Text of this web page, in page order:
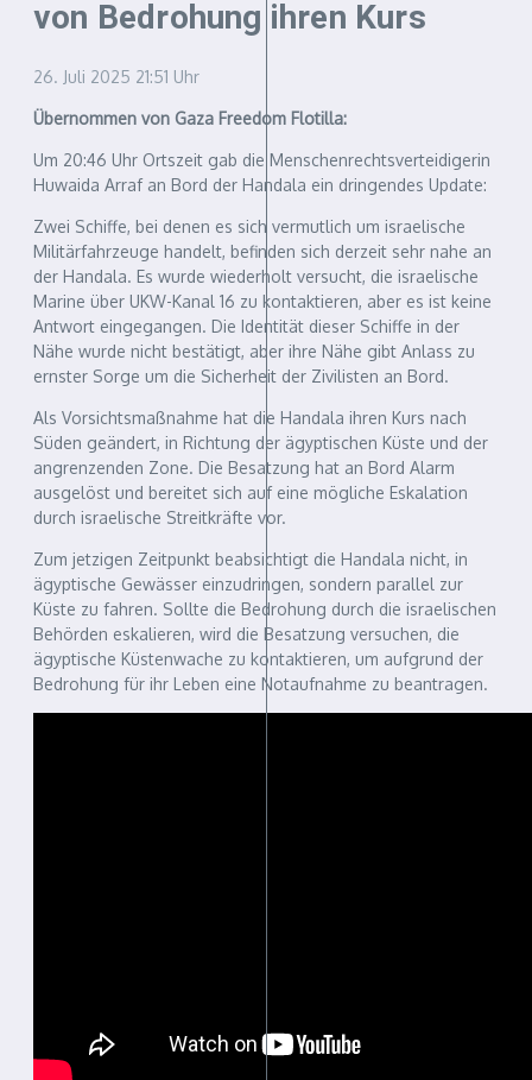
von Bedrohung ihren Kurs
26. Juli 2025 21:51 Uhr
Übernommen von Gaza Freedom Flotilla:
Um 20:46 Uhr Ortszeit gab die Menschenrechtsverteidigerin
Huwaida Arraf an Bord der Handala ein dringendes Update:
Zwei Schiffe, bei denen es sich vermutlich um israelische
Militärfahrzeuge handelt, befinden sich derzeit sehr nahe an
der Handala. Es wurde wiederholt versucht, die israelische
Marine über UKW-Kanal 16 zu kontaktieren, aber es ist keine
Antwort eingegangen. Die Identität dieser Schiffe in der
Nähe wurde nicht bestätigt, aber ihre Nähe gibt Anlass zu
ernster Sorge um die Sicherheit der Zivilisten an Bord.
Als Vorsichtsmaßnahme hat die Handala ihren Kurs nach
Süden geändert, in Richtung der ägyptischen Küste und der
angrenzenden Zone. Die Besatzung hat an Bord Alarm
ausgelöst und bereitet sich auf eine mögliche Eskalation
durch israelische Streitkräfte vor.
Zum jetzigen Zeitpunkt beabsichtigt die Handala nicht, in
ägyptische Gewässer einzudringen, sondern parallel zur
Küste zu fahren. Sollte die Bedrohung durch die israelischen
Behörden eskalieren, wird die Besatzung versuchen, die
ägyptische Küstenwache zu kontaktieren, um aufgrund der
Bedrohung für ihr Leben eine Notaufnahme zu beantragen.